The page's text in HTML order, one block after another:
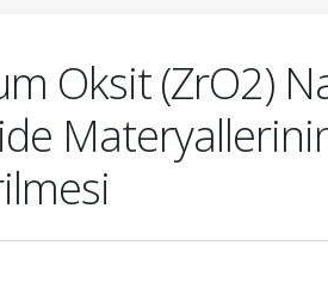
Oksit (ZrO2)